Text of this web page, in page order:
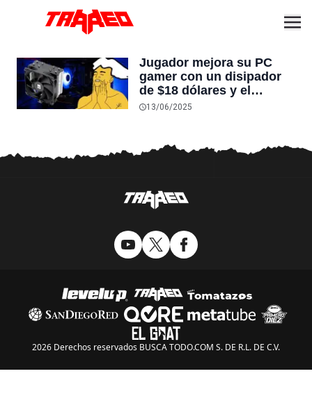
Jugador mejora su PC
gamer con un disipador
de $18 dólares y el
cambio es tan grande que
13/06/2025
2026 Derechos reservados BUSCA TODO.COM S. DE R.L. DE C.V.